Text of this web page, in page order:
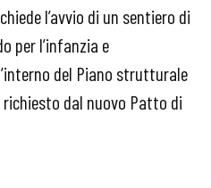
l’avvio di un sentiero di
per l’infanzia e
del Piano strutturale
dal nuovo Patto di